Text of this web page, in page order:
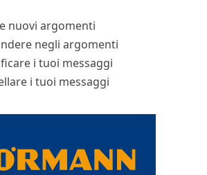
nuovi argomenti
negli argomenti
i tuoi messaggi
i tuoi messaggi